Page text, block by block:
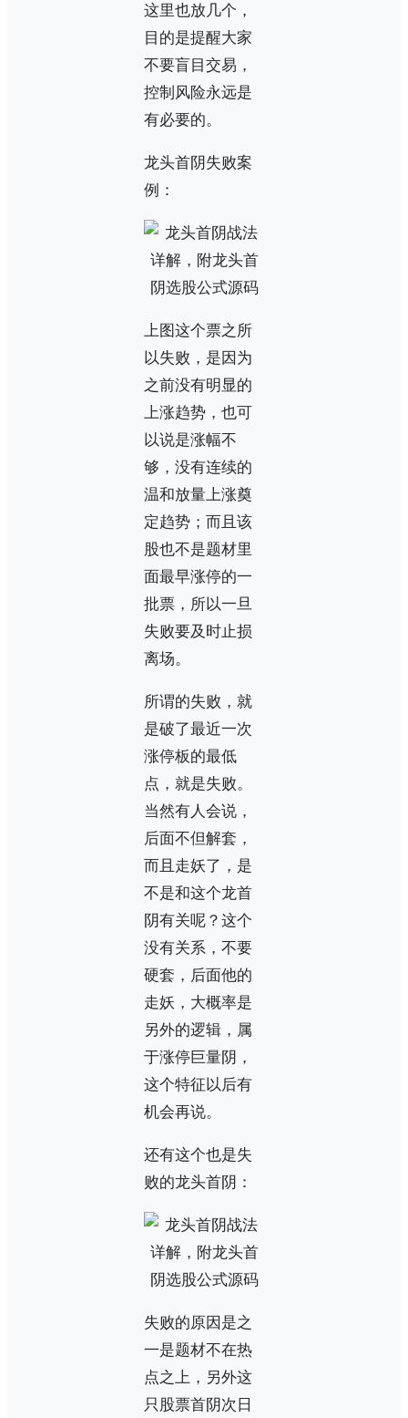
这里也放几个，
目的是提醒大家
不要盲目交易，
控制风险永远是
有必要的。
龙头首阴失败案
例：
上图这个票之所
以失败，是因为
之前没有明显的
上涨趋势，也可
以说是涨幅不
够，没有连续的
温和放量上涨奠
定趋势；而且该
股也不是题材里
面最早涨停的一
批票，所以一旦
失败要及时止损
离场。
所谓的失败，就
是破了最近一次
涨停板的最低
点，就是失败。
当然有人会说，
后面不但解套，
而且走妖了，是
不是和这个龙首
阴有关呢？这个
没有关系，不要
硬套，后面他的
走妖，大概率是
另外的逻辑，属
于涨停巨量阴，
这个特征以后有
机会再说。
还有这个也是失
败的龙头首阴：
失败的原因是之
一是题材不在热
点之上，另外这
只股票首阴次日